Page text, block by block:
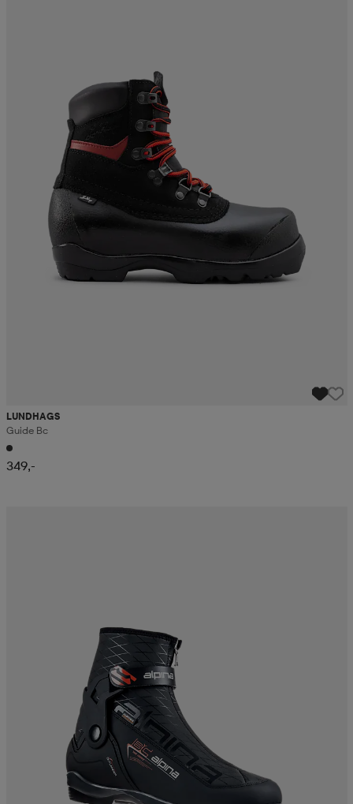
LUNDHAGS
Guide Bc
349,-